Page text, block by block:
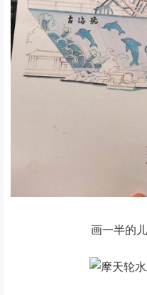
画一半的